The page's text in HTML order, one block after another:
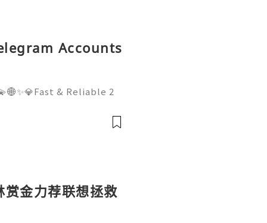
Accounts
& Reliable 2
💫💎💲💫🌐✨💎D
金力荐联想拯救